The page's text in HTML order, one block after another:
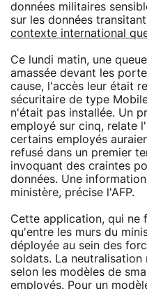
données militaires
sur les données
contexte international
Ce lundi matin, une
amassée devant les
cause, l'accès leur était
sécuritaire de type
n'était pas installée. Un
employé sur cinq, relate
certains employés
refusé dans un premier
invoquant des craintes
données. Une
ministère, précise l'AFP.
Cette application, qui ne
qu'entre les murs du
déployée au sein des
soldats. La
selon les modèles de
employés. Pour un